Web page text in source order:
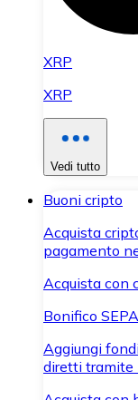
XRP
XRP
Vedi tutto
Buoni cripto
Acquista
pagamento
Acquista con
Bonifico SEPA
Aggiungi
diretti tramite